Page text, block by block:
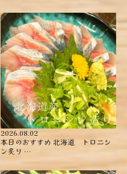
2026.08.02
本日のおすすめ ︎北海道 トロニシ
ン炙り …